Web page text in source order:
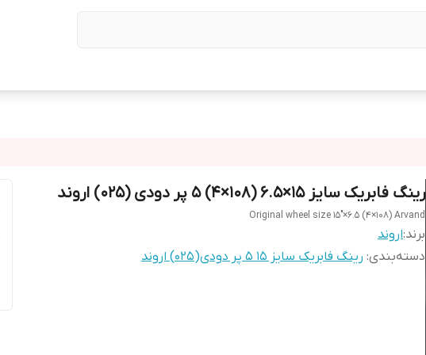
رینگ فابریک سایز ۱۵×۶.۵ (۱۰۸×۴) ۵ پر دودی (025) اروند
Original wheel size 15"×6.5 (4×108) Arvand
برند:اروند
دسته‌بندی: رینگ فابریک سایز ۱5 ۵ پر دودی(025) اروند